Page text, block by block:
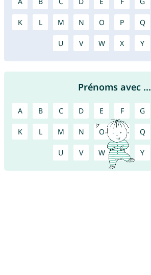
K L M N O P Q
U V W X Y
Prénoms avec ...
A B C D E F G
K L M N O P Q
U V W X Y